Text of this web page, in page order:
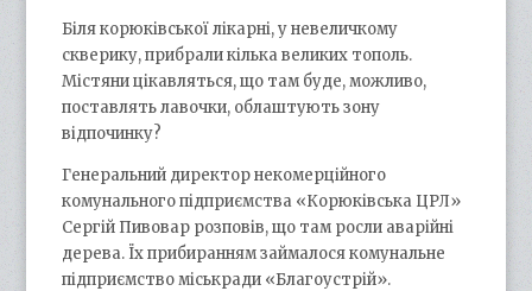
Біля корюківської лікарні, у невеличкому
скверику, прибрали кілька великих тополь.
Містяни цікавляться, що там буде, можливо,
поставлять лавочки, облаштують зону
відпочинку?
Генеральний директор некомерційного
комунального підприємства «Корюківська ЦРЛ»
Сергій Пивовар розповів, що там росли аварійні
дерева. Їх прибиранням займалося комунальне
підприємство міськради «Благоустрій».